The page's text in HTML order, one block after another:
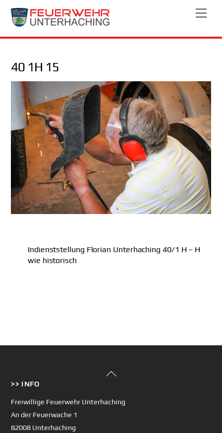
Skip
40 1H 15
Indienststellung Florian Unterhaching 40/1 H – H
wie historisch
Back
>> INFO
Freiwillige Feuerwehr Unterhaching
An der Feuerwache 1
82008 Unterhaching